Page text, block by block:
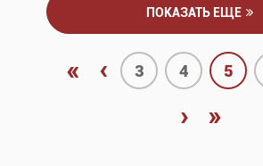
ПОКАЗАТЬ ЕЩЕ
« ‹ 3 4 5
› »